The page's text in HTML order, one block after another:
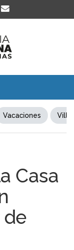
Vacaciones Villa
Casa
de